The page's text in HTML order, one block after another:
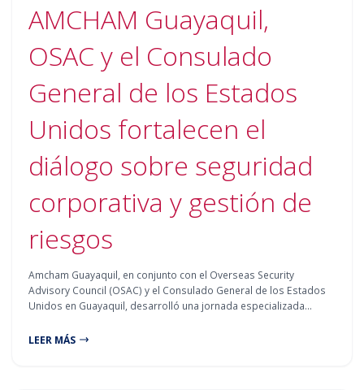
AMCHAM Guayaquil,
OSAC y el Consulado
General de los Estados
Unidos fortalecen el
diálogo sobre seguridad
corporativa y gestión de
riesgos
Amcham Guayaquil, en conjunto con el Overseas Security
Advisory Council (OSAC) y el Consulado General de los Estados
Unidos en Guayaquil, desarrolló una jornada especializada…
LEER MÁS